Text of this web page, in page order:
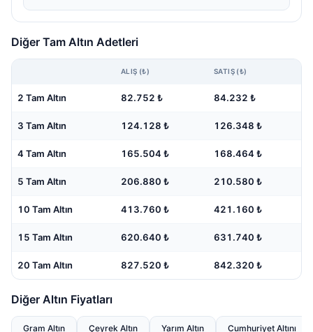
Diğer Tam Altın Adetleri
ALIŞ (₺) SATIŞ (₺)
2 Tam Altın 82.752 ₺ 84.232 ₺
3 Tam Altın 124.128 ₺ 126.348 ₺
4 Tam Altın 165.504 ₺ 168.464 ₺
5 Tam Altın 206.880 ₺ 210.580 ₺
10 Tam Altın 413.760 ₺ 421.160 ₺
15 Tam Altın 620.640 ₺ 631.740 ₺
20 Tam Altın 827.520 ₺ 842.320 ₺
Diğer Altın Fiyatları
Gram Altın Çeyrek Altın Yarım Altın Cumhuriyet Altını